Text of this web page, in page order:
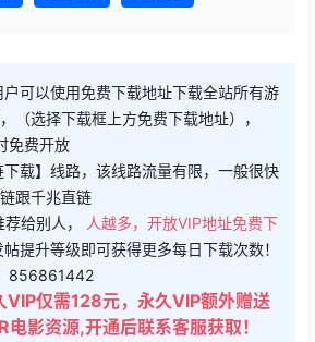
可以使用免费下载地址下载全站所有游
（选择下载框上方免费下载地址），
免费开放
载】线路，该线路流量有限，一般很快
跟千兆直链
给别人，
人越多，开放VIP地址免费下
提升等级即可获得更多每日下载次数！
856861442
VIP仅需128元，永久VIP额外赠送
影资源,开通后联系客服获取！